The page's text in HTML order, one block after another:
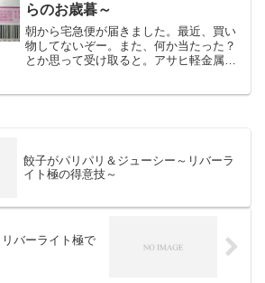
らのお歳暮～
朝から宅急便が届きました。最近、買い
物してないぞー。また、何か当たった？
とか思って受け取ると。アサヒ軽金属工
餃子がパリパリ＆ジューシー～リバーラ
イト極の得意技～
バーライト極で